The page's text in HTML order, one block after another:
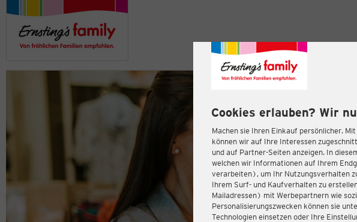
Cookies erlauben? Wir
Machen sie Ihren Einkauf persönlicher.
können wir auf Ihre Interessen
und auf Partner-Seiten anzeigen. In
welchen wir Informationen auf Ihrem
verarbeiten), um Ihr Nutzungsverhalten
Ihrem Surf- und Kaufverhalten zu
Mailadressen) mit Werbepartnern wie
Personalisierungszwecken können sie
Technologien einsetzen oder Ihre